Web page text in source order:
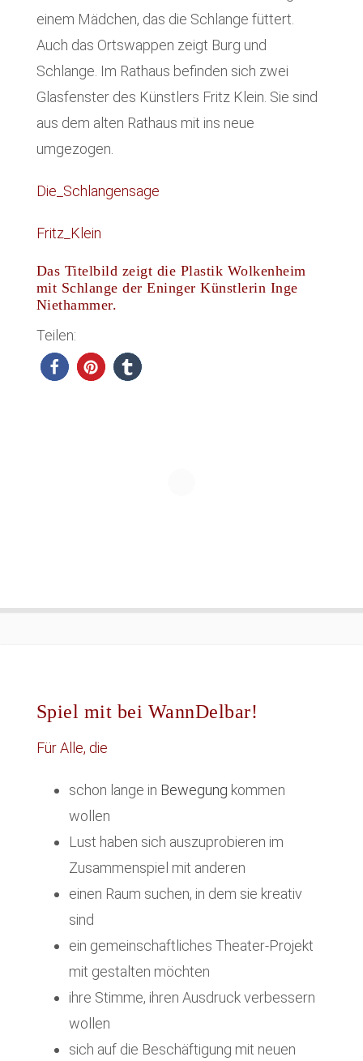
einem Mädchen, das die Schlange füttert.
Auch das Ortswappen zeigt Burg und
Schlange. Im Rathaus befinden sich zwei
Glasfenster des Künstlers Fritz Klein. Sie sind
aus dem alten Rathaus mit ins neue
umgezogen.
Die_Schlangensage
Fritz_Klein
Das Titelbild zeigt die Plastik Wolkenheim
mit Schlange der Eninger Künstlerin Inge
Niethammer.
Teilen:
Spiel mit bei WannDelbar!
Für Alle, die
schon lange in Bewegung kommen
wollen
Lust haben sich auszuprobieren im
Zusammenspiel mit anderen
einen Raum suchen, in dem sie kreativ
sind
ein gemeinschaftliches Theater-Projekt
mit gestalten möchten
ihre Stimme, ihren Ausdruck verbessern
wollen
sich auf die Beschäftigung mit neuen